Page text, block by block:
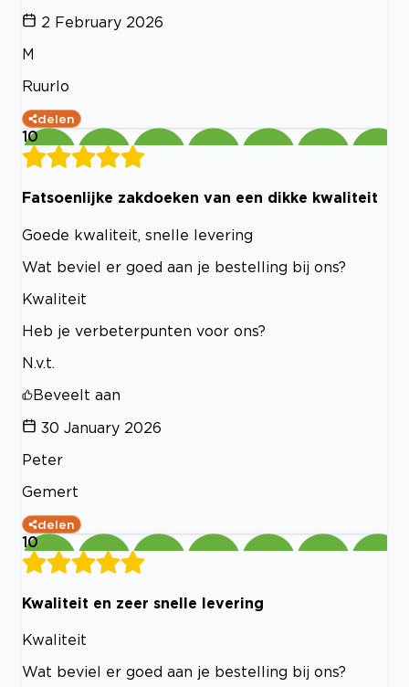
2 February 2026
M
Ruurlo
delen
10
Fatsoenlijke zakdoeken van een dikke kwaliteit
Goede kwaliteit, snelle levering
Wat beviel er goed aan je bestelling bij ons?
Kwaliteit
Heb je verbeterpunten voor ons?
N.v.t.
Beveelt aan
30 January 2026
Peter
Gemert
delen
10
Kwaliteit en zeer snelle levering
Kwaliteit
Wat beviel er goed aan je bestelling bij ons?